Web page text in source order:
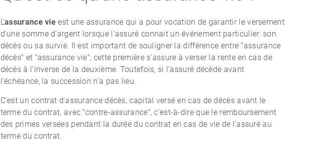
L'assurance vieest une assurance qui a pour vocation de garantir le versement
d'une somme d'argent lorsque l'assuré connait un événement particulier: son
décès ou sa survie. Il est important de souligner la différence entre "assurance
décès" et "assurance vie", cette première s'assure à verser la rente en cas de
décès à l'inverse de la deuxième. Toutefois, si l'assuré décède avant
l'échéance, la succession n'a pas lieu.
C'est un contrat d'assurance décès, capital versé en cas de décès avant le
terme du contrat, avec "contre-assurance", c'est-à-dire que le remboursement
des primes versées pendant la durée du contrat en cas de vie de l'assuré au
terme du contrat.